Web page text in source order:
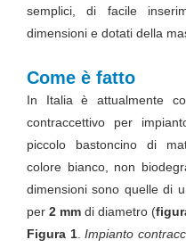
semplici, di facile
dimensioni e dotati della
Come è fatto
In Italia è attualmente
contraccettivo per
piccolo bastoncino di
colore bianco, non
dimensioni sono quelle di
per 2 mm di diametro (
Figura 1. Impianto